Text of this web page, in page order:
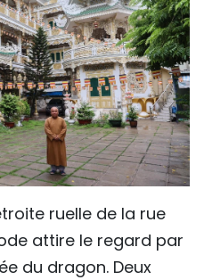
DU "PEUPLE"
ruelle de la rue
attire le regard par
du dragon. Deux